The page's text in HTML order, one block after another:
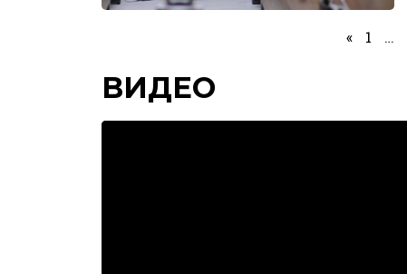
« 1 …
ВИДЕО